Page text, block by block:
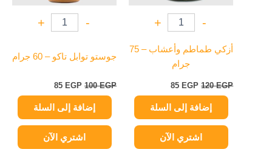
-
+
أزكي طماطم وأعشاب – 75
جرام
120EGP
85 EGP
إضافة إلى السلة
اشتري الآن
-
+
جوستو توابل تاكو – 60 جرام
100EGP
85 EGP
إضافة إلى السلة
اشتري الآن